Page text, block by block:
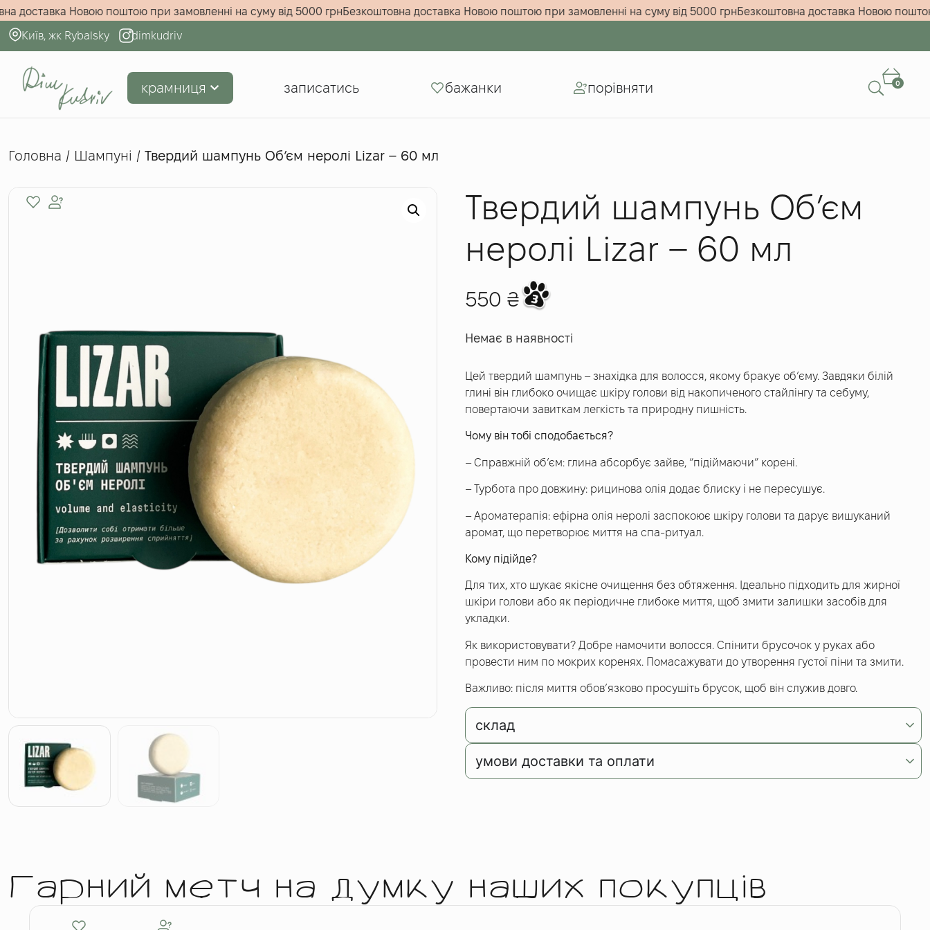
Безкоштовна доставка Новою поштою при замовленні на суму від 5000 грнБезкоштовна доставка Новою поштою при замовленні на суму від 5000 грнБезкоштовна доставка
Київ, жк Rybalsky dimkudriv
крамниця записатись бажанки порівняти 0
Головна / Шампуні / Твердий шампунь Обʼєм неролі Lizar – 60 мл
Твердий шампунь Обʼєм
неролі Lizar – 60 мл
550 ₴
Немає в наявності
Цей твердий шампунь – знахідка для волосся, якому бракує об’єму. Завдяки білій
глині він глибоко очищає шкіру голови від накопиченого стайлінгу та себуму,
повертаючи завиткам легкість та природну пишність.
Чому він тобі сподобається?
– Справжній об’єм: глина абсорбує зайве, “підіймаючи” корені.
– Турбота про довжину: рицинова олія додає блиску і не пересушує.
– Ароматерапія: ефірна олія неролі заспокоює шкіру голови та дарує вишуканий
аромат, що перетворює миття на спа-ритуал.
Кому підійде?
Для тих, хто шукає якісне очищення без обтяження. Ідеально підходить для жирної
шкіри голови або як періодичне глибоке миття, щоб змити залишки засобів для
укладки.
Як використовувати? Добре намочити волосся. Спінити брусочок у руках або
провести ним по мокрих коренях. Помасажувати до утворення густої піни та змити.
Важливо: після миття обов’язково просушіть брусок, щоб він служив довго.
склад
умови доставки та оплати
Гарний метч на думку наших покупців